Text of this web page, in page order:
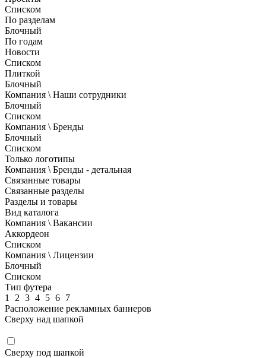
Списком
По разделам
Блочный
По годам
Новости
Списком
Плиткой
Блочный
Компания \ Наши сотрудники
Блочный
Списком
Компания \ Бренды
Блочный
Списком
Только логотипы
Компания \ Бренды - детальная
Связанные товары
Связанные разделы
Разделы и товары
Вид каталога
Компания \ Вакансии
Аккордеон
Списком
Компания \ Лицензии
Блочный
Списком
Тип футера
1
2 3 4 5 6 7
Расположение рекламных баннеров
Сверху над шапкой
Сверху под шапкой